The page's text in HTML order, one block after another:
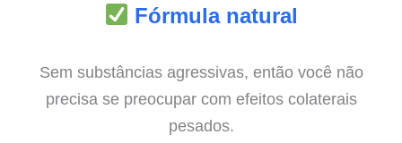
Fórmula natural
Sem substâncias agressivas, então você não
precisa se preocupar com efeitos colaterais
pesados.